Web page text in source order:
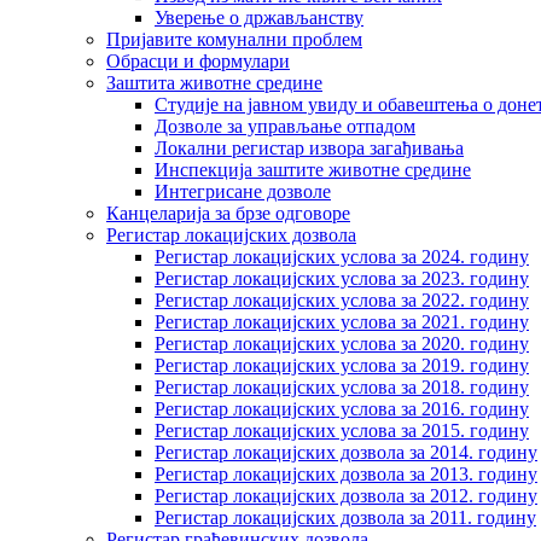
Уверење о држављанству
Пријавите комунални проблем
Обрасци и формулари
Заштита животне средине
Студије на јавном увиду и обавештења о
Дозволе за управљање отпадом
Локални регистар извора загађивања
Инспекција заштите животне средине
Интегрисане дозволе
Канцеларија за брзе одговоре
Регистар локацијских дозвола
Регистар локацијских услова за 2024. годину
Регистар локацијских услова за 2023. годину
Регистар локацијских услова за 2022. годину
Регистар локацијских услова за 2021. годину
Регистар локацијских услова за 2020. годину
Регистар локацијских услова за 2019. годину
Регистар локацијских услова за 2018. годину
Регистар локацијских услова за 2016. годину
Регистар локацијских услова за 2015. годину
Регистар локацијских дозвола за 2014. годину
Регистар локацијских дозвола за 2013. годину
Регистар локацијских дозвола за 2012. годину
Регистар локацијских дозвола за 2011. годину